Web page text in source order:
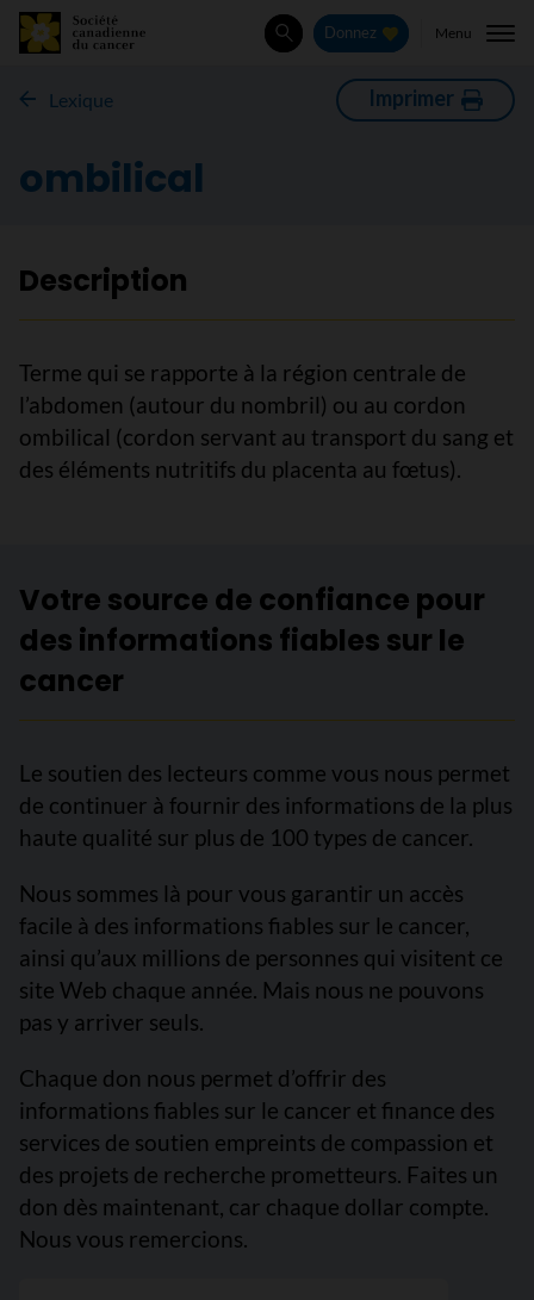
Rechercher
Donnez Menu
Lexique Imprimer
ombilical
Description
Terme qui se rapporte à la région centrale de
l’abdomen (autour du nombril) ou au cordon
ombilical (cordon servant au transport du sang et
des éléments nutritifs du placenta au fœtus).
Votre source de confiance pour
des informations fiables sur le
cancer
Le soutien des lecteurs comme vous nous permet
de continuer à fournir des informations de la plus
haute qualité sur plus de 100 types de cancer.
Nous sommes là pour vous garantir un accès
facile à des informations fiables sur le cancer,
ainsi qu’aux millions de personnes qui visitent ce
site Web chaque année. Mais nous ne pouvons
pas y arriver seuls.
Chaque don nous permet d’offrir des
informations fiables sur le cancer et finance des
services de soutien empreints de compassion et
des projets de recherche prometteurs. Faites un
don dès maintenant, car chaque dollar compte.
Nous vous remercions.